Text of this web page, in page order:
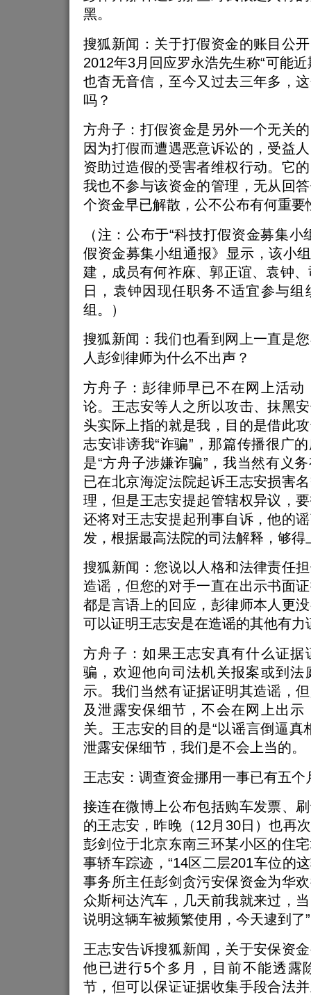
黑。
搜狐新闻：关于打假资金的账目公
2012年3月回应罗永浩先生称“可能
也杳无音信，至今又过去三年多，
吗？
方舟子：打假资金是另外一个无关
因为打假而遭遇恶意诉讼的，受益
资助过造假的受害者维权行动。它
我也不参与该资金的管理，无从回
个资金早已解散，公不公布有何重要
（注：公布于“科技打假资金募集
假资金募集小组通报》显示，该小
建，成员有何祚庥、郭正谊、袁钟
日，袁钟因现任职务不适宜参与
组。）
搜狐新闻：我们也看到网上一直是
人彭剑律师为什么不出声？
方舟子：彭律师早已不在网上活动
论。王志安等人之所以攻击、抹黑
头实际上指的就是我，目的是借此
志安诽谤我“诈骗”，那篇传播很广
是“方舟子涉嫌诈骗”，我当然有义
已在北京海淀法院起诉王志安损害
理，但是王志安提起管辖权异议，
还将对王志安提起刑事自诉，他的
发，根据最高法院的司法解释，够得
搜狐新闻：您说以人格和法律责任
造谣，但您的对手一直在出示书面
都是言语上的回应，彭律师本人更
可以证明王志安是在造谣的其他有力
方舟子：如果王志安真有什么证据
骗，欢迎他向司法机关报案或到法
示。我们当然有证据证明其造谣，
及泄露安保细节，不会在网上出示
关。王志安的目的是“以谣言倒逼真
泄露安保细节，我们是不会上当的。
王志安：调查资金挪用一事已有五个
接连在微博上公布包括购车发票、
的王志安，昨晚（12月30日）也再
彭剑位于北京东南三环某小区的住
事轿车踪迹，“14区二层201车位的
事务所主任彭剑贪污安保资金为华
众斯柯达汽车，几天前我就来过，
说明这辆车被频繁使用，今天逮到了
王志安告诉搜狐新闻，关于安保资
他已进行5个多月，目前不能透露
节，但可以保证证据收集手段合法